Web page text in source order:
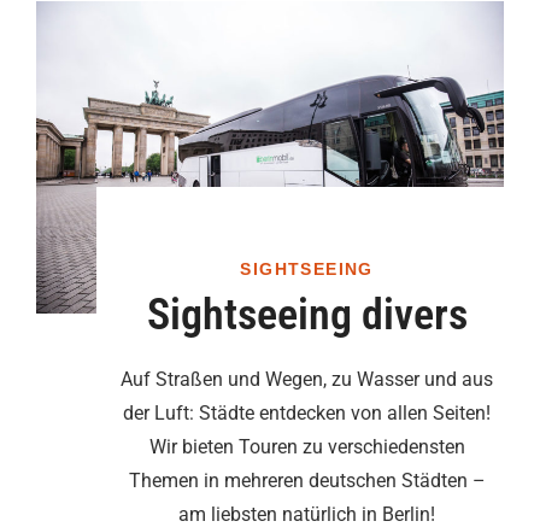
SIGHTSEEING
Sightseeing divers
Auf Straßen und Wegen, zu Wasser und aus
der Luft: Städte entdecken von allen Seiten!
Wir bieten Touren zu verschiedensten
Themen in mehreren deutschen Städten –
am liebsten natürlich in Berlin!